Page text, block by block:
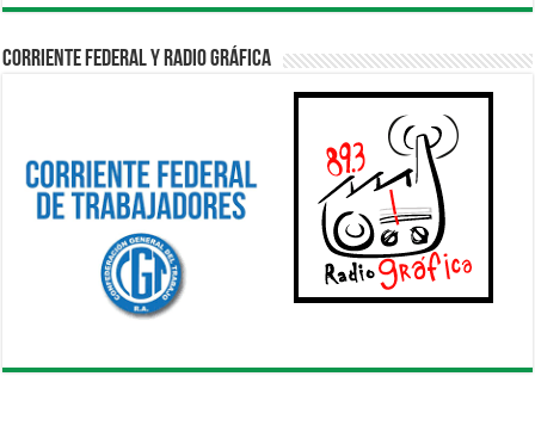
Corriente Federal y Radio Gráfica